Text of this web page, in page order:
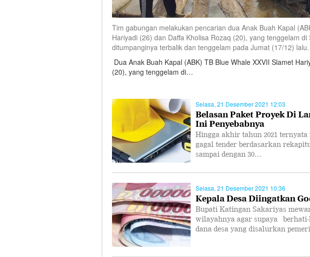
Tim gabungan melakukan pencarian dua Anak Buah Kapal
Hariyadi (26) dan Daffa Kholisa Rozaq (20), yang tenggelam
ditumpanginya terbalik dan tenggelam pada Jumat (17/12) lalu.
Dua Anak Buah Kapal (ABK) TB Blue Whale XXVII Slamet
(20), yang tenggelam di…
Selasa, 21 Desember 2021 12:03
Belasan Paket Proyek Di
Ini Penyebabnya
Hingga akhir tahun 2021
gagal tender berdasarkan
sampai dengan 30…
Selasa, 21 Desember 2021 10:36
Kepala Desa Diingatkan
Bupati Katingan Sakariyas
wilayahnya agar supaya
dana desa yang disalurkan